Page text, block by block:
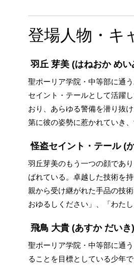
登場人物・キ
羽丘 芽美 (はねおか めい
聖ポーリア学院・中等部に通
セイント・テールとして活躍
おり、あらゆる警備を潜り抜
第に彼の姿勢に惹かれていき
怪盗セイント・テール(
羽丘芽美のもう一つの顔であ
ばれている。卓越した技術を
親から受け継がれた手品の技
おゆるしください」、「わた
飛鳥 大貴 (あすか だいき)
聖ポーリア学院・中等部に通
ることを目標としている少年